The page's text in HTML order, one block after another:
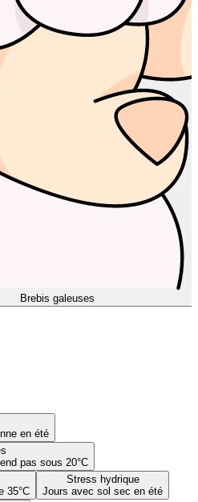
Brebis galeuses
en été
pas sous 20°C
35°C
Stress hydrique
Jours avec sol sec en été